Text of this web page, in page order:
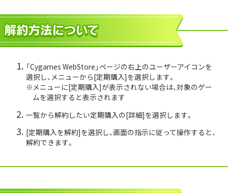
「Cygames WebStore」ページの右上のユーザーアイコンを
選択し、メニューから[定期購入]を選択します。
メニューに[定期購入]が表示されない場合は、対象のゲー
ムを選択すると表示されます
一覧から解約したい定期購入の[詳細]を選択します。
[定期購入を解約]を選択し、画面の指示に従って操作すると、
解約できます。